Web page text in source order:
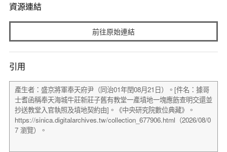
資源連結
前往原始連結
引用